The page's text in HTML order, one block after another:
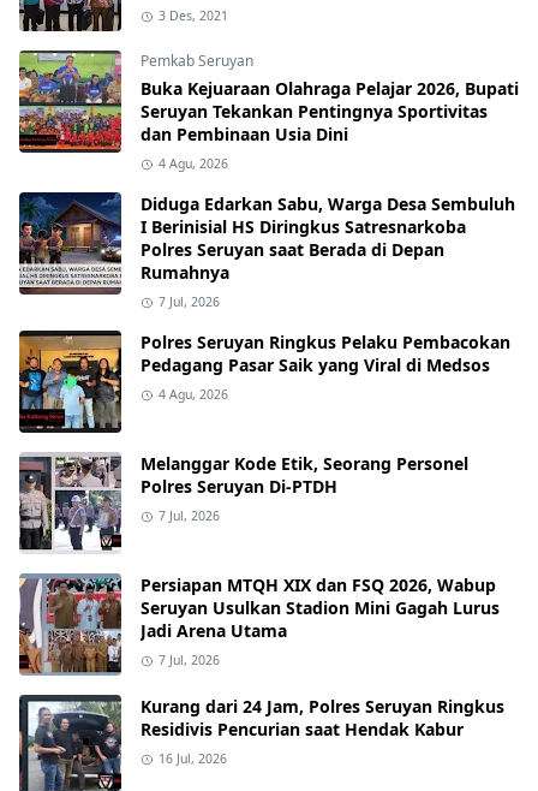
3 Des, 2021
Pemkab Seruyan
Buka Kejuaraan Olahraga Pelajar 2026, Bupati
Seruyan Tekankan Pentingnya Sportivitas
dan Pembinaan Usia Dini
4 Agu, 2026
Diduga Edarkan Sabu, Warga Desa Sembuluh
I Berinisial HS Diringkus Satresnarkoba
Polres Seruyan saat Berada di Depan
Rumahnya
7 Jul, 2026
Polres Seruyan Ringkus Pelaku Pembacokan
Pedagang Pasar Saik yang Viral di Medsos
4 Agu, 2026
Melanggar Kode Etik, Seorang Personel
Polres Seruyan Di-PTDH
7 Jul, 2026
Persiapan MTQH XIX dan FSQ 2026, Wabup
Seruyan Usulkan Stadion Mini Gagah Lurus
Jadi Arena Utama
7 Jul, 2026
Kurang dari 24 Jam, Polres Seruyan Ringkus
Residivis Pencurian saat Hendak Kabur
16 Jul, 2026